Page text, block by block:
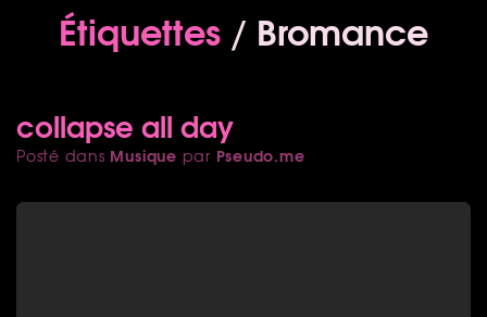
Étiquettes / Bromance
collapse all day
Posté dans Musique par Pseudo.me